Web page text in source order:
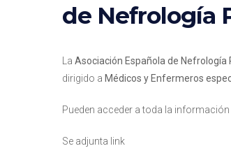
de Nefrología
La Asociación Española de Nefrología
dirigido a Médicos y Enfermeros
Pueden acceder a toda la información
Se adjunta link